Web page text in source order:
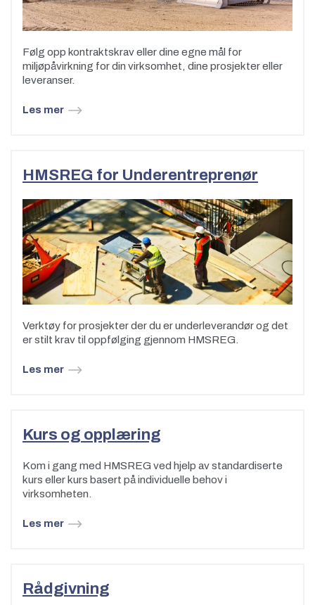
Følg opp kontraktskrav eller dine egne mål for
miljøpåvirkning for din virksomhet, dine prosjekter eller
leveranser.
Les mer
HMSREG for Underentreprenør
Verktøy for prosjekter der du er underleverandør og det
er stilt krav til oppfølging gjennom HMSREG.
Les mer
Kurs og opplæring
Kom i gang med HMSREG ved hjelp av standardiserte
kurs eller kurs basert på individuelle behov i
virksomheten.
Les mer
Rådgivning